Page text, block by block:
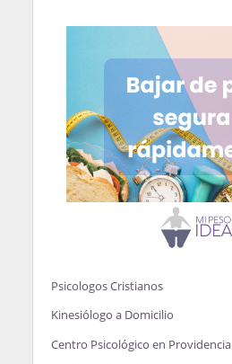
Psicologos Cristianos
Kinesiólogo a Domicilio
Centro Psicológico en Providencia